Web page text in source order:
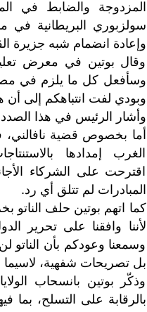
المزدوجة والضابط في
وإعادة انضمام شبه جزيرة
وقال بوتين في معرض
وسأفعل كل ما يلزم في
وبودي لفت انتباهكم إلى أن
وأشار الرئيس في هذا
أما بخصوص قضية نافالني،
الغرب إمدادها
اقترحت على الشركاء
المبادرات لم تتلق أي رد.
كما اتهم بوتين حلف
لأننا وافقنا على تحرير
وسمعنا وعودكم بأن الناتو
بل تصريحات شفهية، لاسيما
وذكّر بوتين بانسحاب
بالرقابة على التسلح،